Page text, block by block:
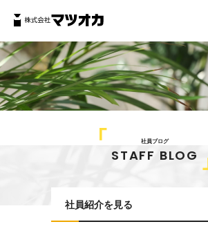
社員ブログ
STAFF BLOG
社員紹介を見る